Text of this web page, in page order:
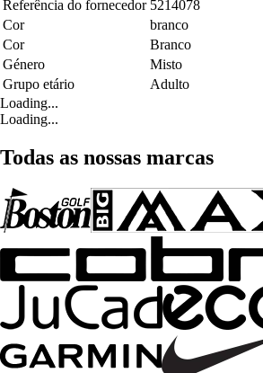
Referência do fornecedor 5214078
Cor
branco
Cor
Branco
Género
Misto
Grupo etário
Adulto
Loading...
Loading...
Todas as nossas marcas